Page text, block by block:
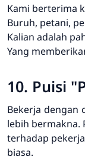
Kami berterima
Buruh, petani,
Kalian adalah
Yang
10. Puisi
Bekerja dengan
lebih bermakna.
terhadap
biasa.